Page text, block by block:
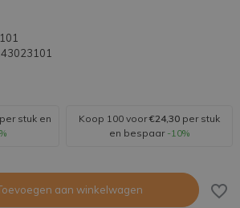
per stuk en
Koop 100 voor€24,30 per stuk
en bespaar -10%
aan winkelwagen